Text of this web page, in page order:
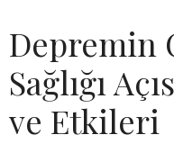
Depremin
Sağlığı
ve Etkileri